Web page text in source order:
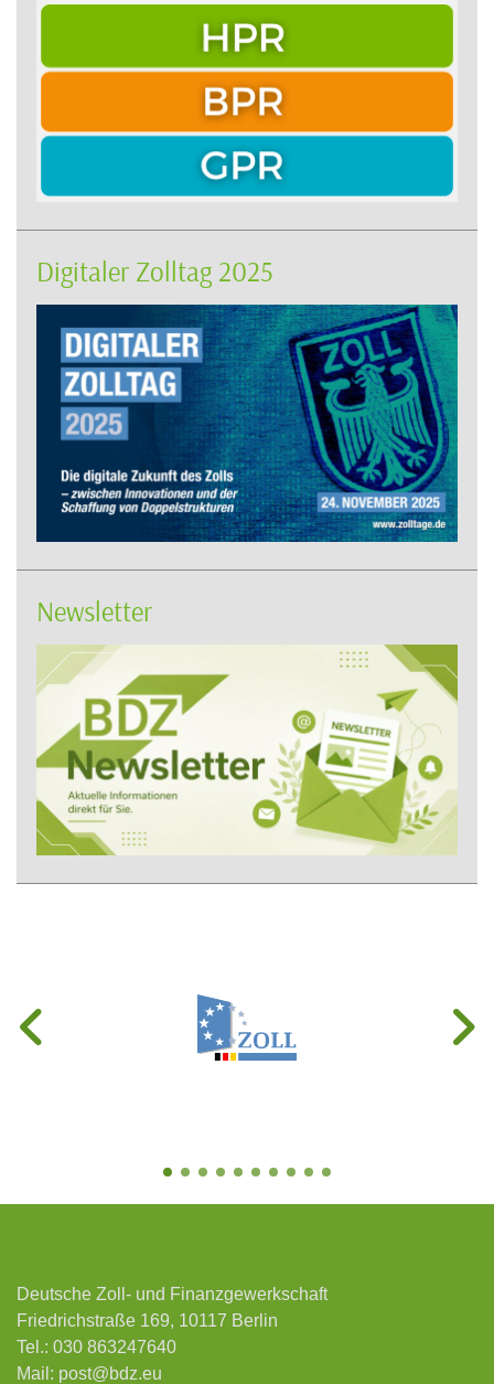
Digitaler Zolltag 2025
Newsletter
Deutsche Zoll- und Finanzgewerkschaft
Friedrichstraße 169, 10117 Berlin
Tel.: 030 863247640
Mail: post@bdz.eu